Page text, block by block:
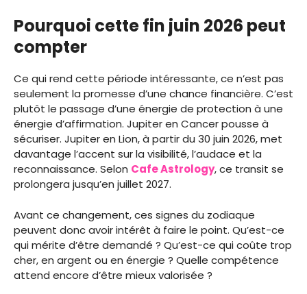
Pourquoi cette fin juin 2026 peut
compter
Ce qui rend cette période intéressante, ce n’est pas
seulement la promesse d’une chance financière. C’est
plutôt le passage d’une énergie de protection à une
énergie d’affirmation. Jupiter en Cancer pousse à
sécuriser. Jupiter en Lion, à partir du 30 juin 2026, met
davantage l’accent sur la visibilité, l’audace et la
reconnaissance. Selon Cafe Astrology, ce transit se
prolongera jusqu’en juillet 2027.
Avant ce changement, ces signes du zodiaque
peuvent donc avoir intérêt à faire le point. Qu’est-ce
qui mérite d’être demandé ? Qu’est-ce qui coûte trop
cher, en argent ou en énergie ? Quelle compétence
attend encore d’être mieux valorisée ?